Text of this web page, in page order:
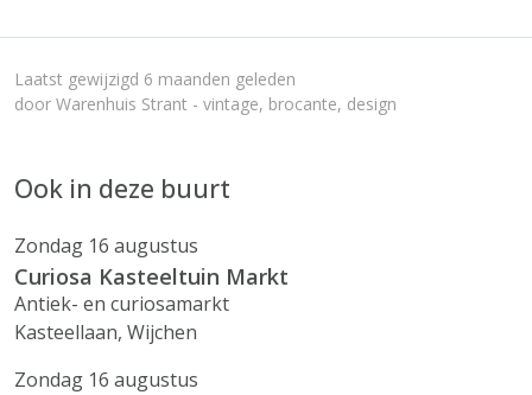
Laatst gewijzigd 6 maanden geleden
door Warenhuis Strant - vintage, brocante, design
Ook in deze buurt
Zondag 16 augustus
Curiosa Kasteeltuin Markt
Antiek- en curiosamarkt
Kasteellaan, Wijchen
Zondag 16 augustus